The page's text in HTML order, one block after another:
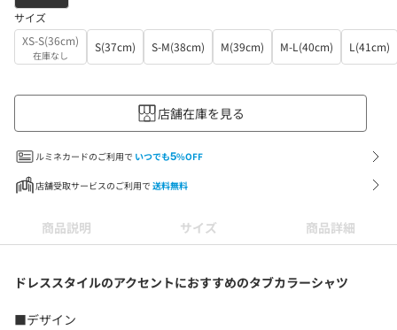
サイズ
XS-S(36cm)
在庫なし
S(37cm) S-M(38cm) M(39cm) M-L(40cm) L(41cm)
店舗在庫を見る
ルミネカードのご利用で いつでも5%OFF
店舗受取サービスのご利用で 送料無料
商品説明 サイズ 商品詳細
ドレススタイルのアクセントにおすすめのタブカラーシャツ
■デザイン